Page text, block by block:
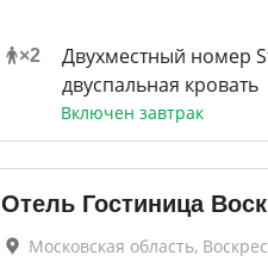
×2
Двухместный номер
двуспальная кровать
Включен завтрак
Отель Гостиница
Московская область,